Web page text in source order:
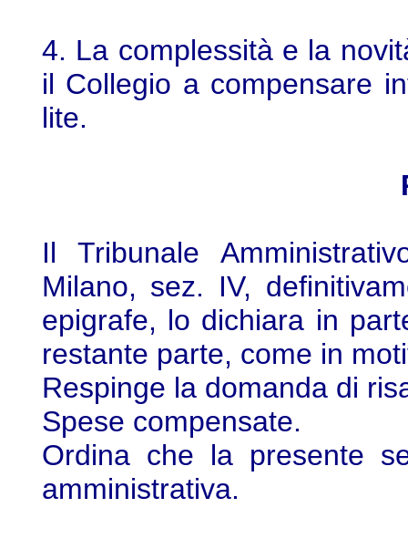
4. La complessità e la
il Collegio a compensare
lite.
Il Tribunale
Milano, sez. IV,
epigrafe, lo dichiara in
restante parte, come in
Respinge la domanda di
Spese compensate.
Ordina che la presente
amministrativa.